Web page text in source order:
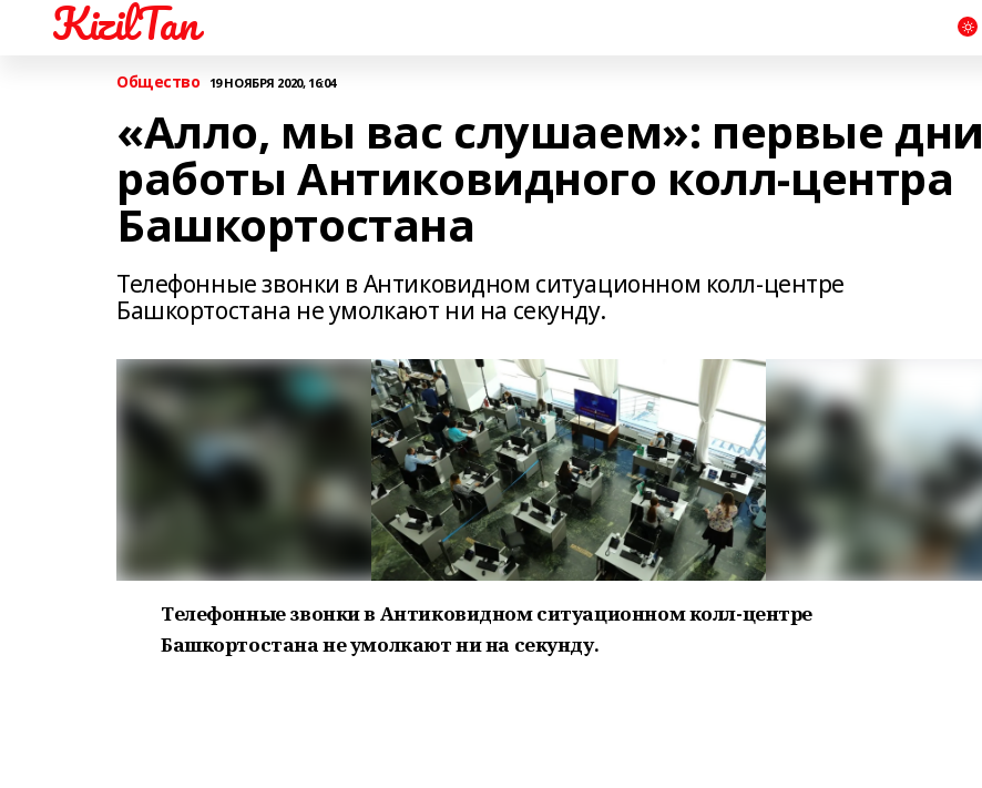
KizilTan
Общество 19 НОЯБРЯ 2020, 16:04
«Алло, мы вас слушаем»: первые дни
работы Антиковидного колл-центра
Башкортостана
Телефонные звонки в Антиковидном ситуационном колл-центре
Башкортостана не умолкают ни на секунду.
Телефонные звонки в Антиковидном ситуационном колл-центре
Башкортостана не умолкают ни на секунду.